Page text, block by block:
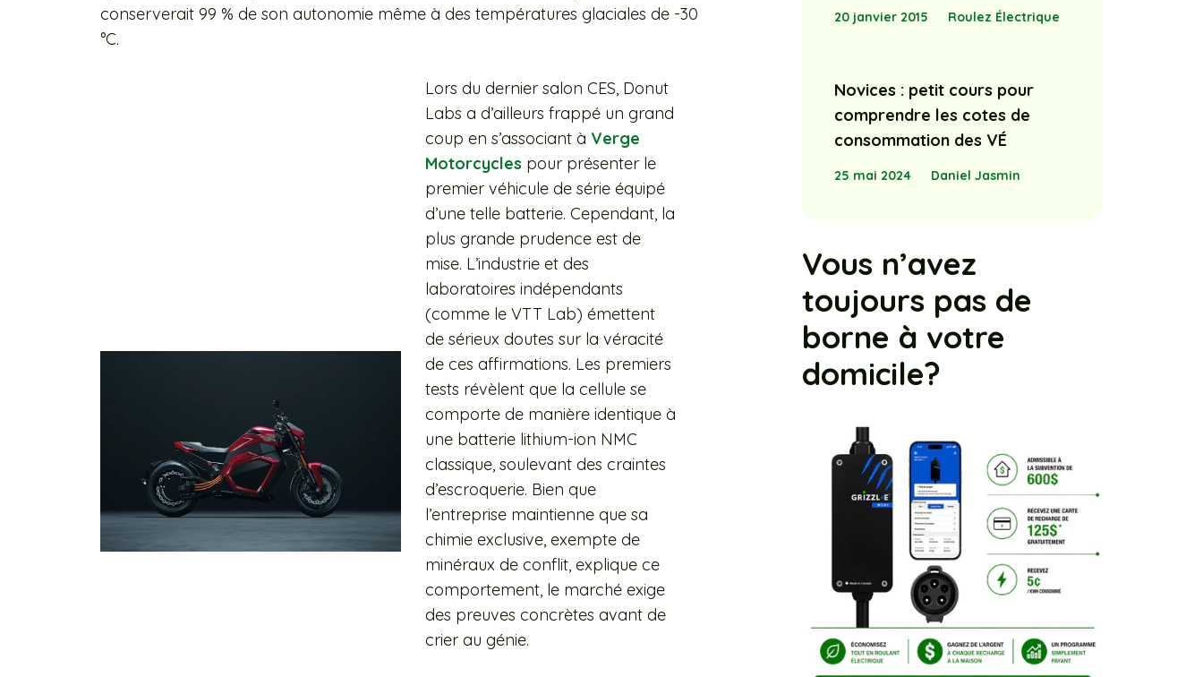
conserverait 99 % de son autonomie même à des températures glaciales de -30
°C.
Lors du dernier salon CES, Donut
Labs a d’ailleurs frappé un grand
coup en s’associant à Verge
Motorcyclespour présenter le
premier véhicule de série équipé
d’une telle batterie. Cependant, la
plus grande prudence est de
mise. L’industrie et des
laboratoires indépendants
(comme le VTT Lab) émettent
de sérieux doutes sur la véracité
de ces affirmations. Les premiers
tests révèlent que la cellule se
comporte de manière identique à
une batterie lithium-ion NMC
classique, soulevant des craintes
d’escroquerie. Bien que
l’entreprise maintienne que sa
chimie exclusive, exempte de
minéraux de conflit, explique ce
comportement, le marché exige
des preuves concrètes avant de
crier au génie.
20 janvier 2015 Roulez Électrique
Novices : petit cours pour
comprendre les cotes de
consommation des VÉ
25 mai 2024 Daniel Jasmin
Vous n’avez
toujours pas de
borne à votre
domicile?